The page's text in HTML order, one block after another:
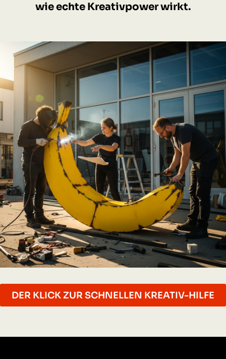
wie echte Kreativpower wirkt.
DER KLICK ZUR SCHNELLEN KREATIV-HILFE